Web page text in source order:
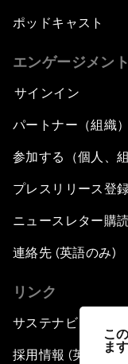
こ
ます
ポッドキャスト
エンゲージメント
サインイン
パートナー（組織
参加する（個人、組
プレスリリース登
ニュースレター購
連絡先 (英語のみ)
リンク
サステナビリティ
採用情報 (英語のみ)